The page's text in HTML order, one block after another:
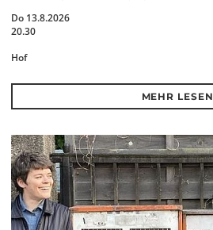
Do 13.8.2026
20.30
Hof
MEHR LESEN